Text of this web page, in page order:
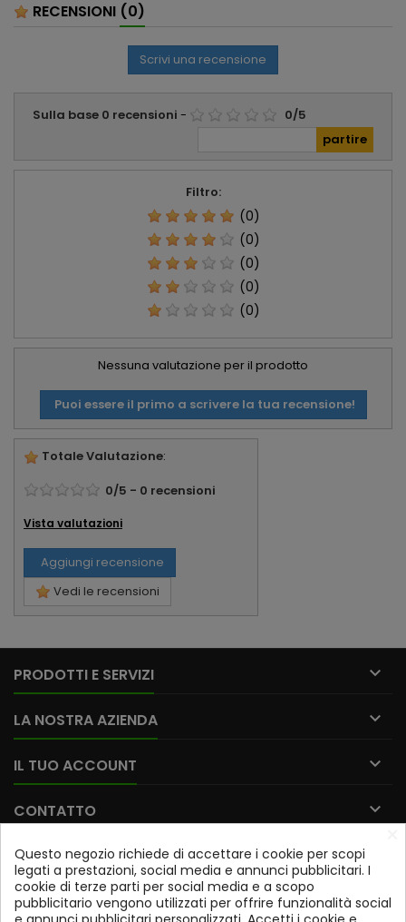
RECENSIONI (0)
Scrivi una recensione
Sulla base 0 recensioni - 0/5
Filtro:
(0)
(0)
(0)
(0)
(0)
Nessuna valutazione per il prodotto
Puoi essere il primo a scrivere la tua recensione!
Totale Valutazione:
0/5 - 0 recensioni
Vista valutazioni
Aggiungi recensione
Vedi le recensioni
PRODOTTI E SERVIZI 
LA NOSTRA AZIENDA 
IL TUO ACCOUNT 
CONTATTO 
Iscriviti alla nostra newsletter
Questo negozio richiede di accettare i cookie per scopi
legati a prestazioni, social media e annunci pubblicitari. I
cookie di terze parti per social media e a scopo
pubblicitario vengono utilizzati per offrire funzionalità social